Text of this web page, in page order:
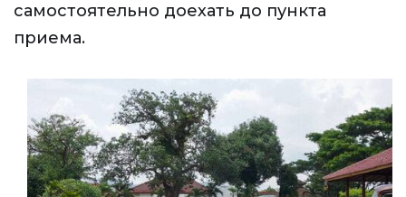
самостоятельно доехать до пункта
приема.